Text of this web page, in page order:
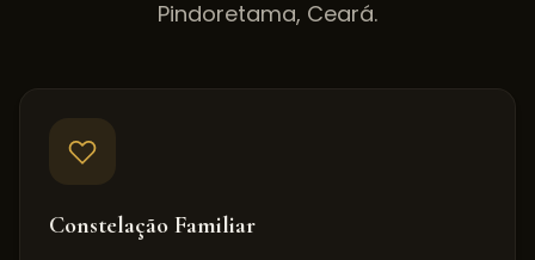
Pindoretama, Ceará.
Constelação Familiar